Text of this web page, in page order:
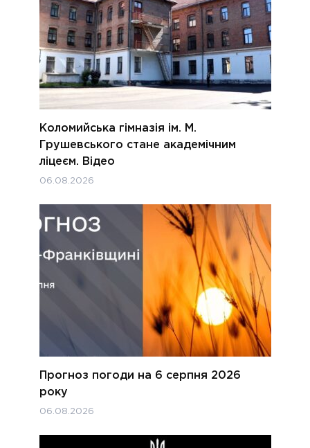
Коломийська гімназія ім. М.
Грушевського стане академічним
ліцеєм. Відео
06.08.2026
Прогноз погоди на 6 серпня 2026
року
06.08.2026